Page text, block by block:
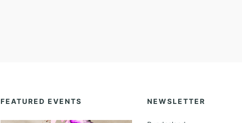
FEATURED EVENTS NEWSLETTER